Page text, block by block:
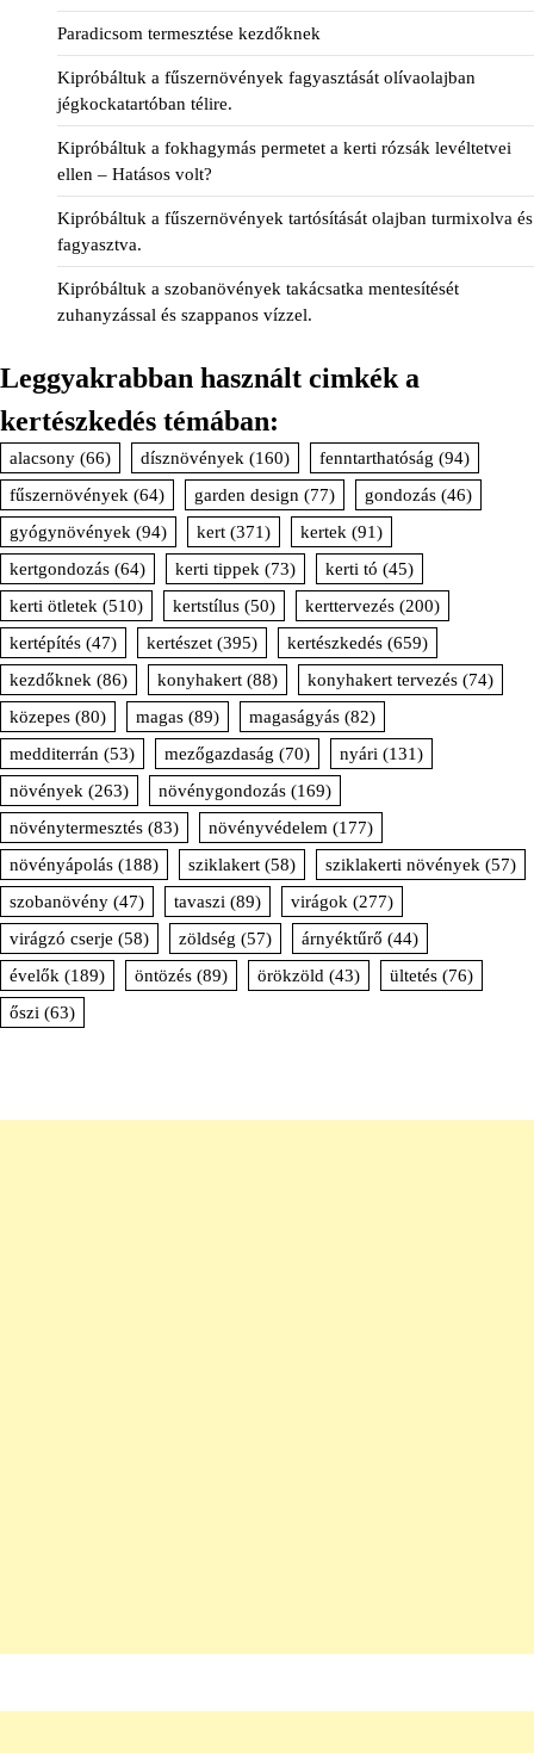
Paradicsom termesztése kezdőknek
Kipróbáltuk a fűszernövények fagyasztását olívaolajban
jégkockatartóban télire.
Kipróbáltuk a fokhagymás permetet a kerti rózsák levéltetvei
ellen – Hatásos volt?
Kipróbáltuk a fűszernövények tartósítását olajban turmixolva és
fagyasztva.
Kipróbáltuk a szobanövények takácsatka mentesítését
zuhanyzással és szappanos vízzel.
Leggyakrabban használt cimkék a
kertészkedés témában:
alacsony (66) dísznövények (160) fenntarthatóság (94)
fűszernövények (64) garden design (77) gondozás (46)
gyógynövények (94) kert (371) kertek (91)
kertgondozás (64) kerti tippek (73) kerti tó (45)
kerti ötletek (510) kertstílus (50) kerttervezés (200)
kertépítés (47) kertészet (395) kertészkedés (659)
kezdőknek (86) konyhakert (88) konyhakert tervezés (74)
közepes (80) magas (89) magaságyás (82)
medditerrán (53) mezőgazdaság (70) nyári (131)
növények (263) növénygondozás (169)
növénytermesztés (83) növényvédelem (177)
növényápolás (188) sziklakert (58) sziklakerti növények (57)
szobanövény (47) tavaszi (89) virágok (277)
virágzó cserje (58) zöldség (57) árnyéktűrő (44)
évelők (189) öntözés (89) örökzöld (43) ültetés (76)
őszi (63)